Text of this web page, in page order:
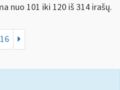
nuo 101 iki 120 iš 314 irašų.
16